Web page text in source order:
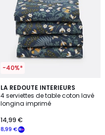
-40%*
LA REDOUTE INTERIEURS
4 serviettes de table coton lavé
longina imprimé
8,99 €
14,99 €
3,7
/ 5